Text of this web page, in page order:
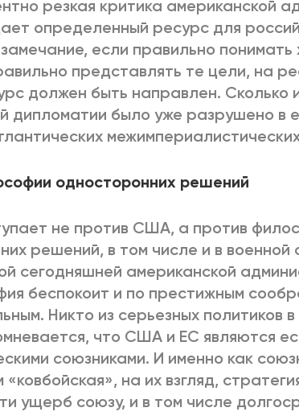
резкая критика американской
определенный ресурс для
если правильно понимать
представлять те цели, на
должен быть направлен. Сколько
дипломатии было уже разрушено в
односторонних решений
не против США, а против
решений, в том числе и в военной
сегодняшней американской
беспокоит и по престижным
Никто из серьезных политиков
что США и ЕС являются
союзниками. И именно как
«ковбойская», на их взгляд,
ущерб союзу, и в том числе